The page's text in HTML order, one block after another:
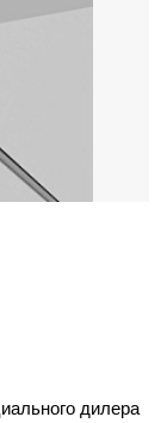
дилера